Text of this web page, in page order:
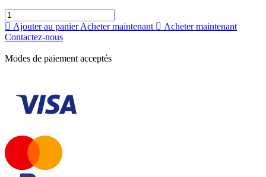
Ajouter au panierAcheter maintenant
Acheter maintenant
Contactez-nous
Modes de paiement acceptés